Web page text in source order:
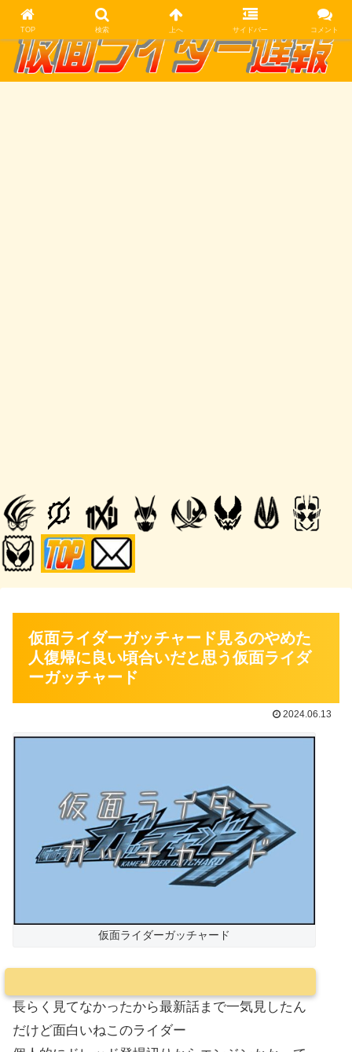
仮面ライダーガッチャード見るのやめた
人復帰に良い頃合いだと思う仮面ライダ
ーガッチャード
2024.06.13
仮面ライダーガッチャード
長らく見てなかったから最新話まで一気見したん
だけど面白いねこのライダー
TOP 検索 上へ サイドバー コメント